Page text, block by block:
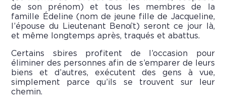
de son prénom) et tous les membres de la
famille Édeline (nom de jeune fille de Jacqueline,
l’épouse du Lieutenant Benoît) seront ce jour là,
et même longtemps après, traqués et abattus.
Certains sbires profitent de l’occasion pour
éliminer des personnes afin de s’emparer de leurs
biens et d’autres, exécutent des gens à vue,
simplement parce qu’ils se trouvent sur leur
chemin.